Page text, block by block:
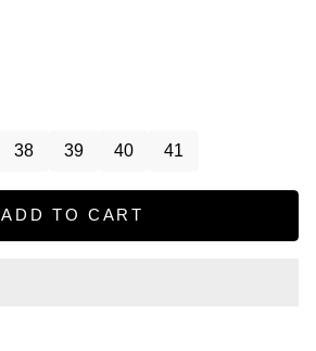
38 39 40 41
ADD TO CART